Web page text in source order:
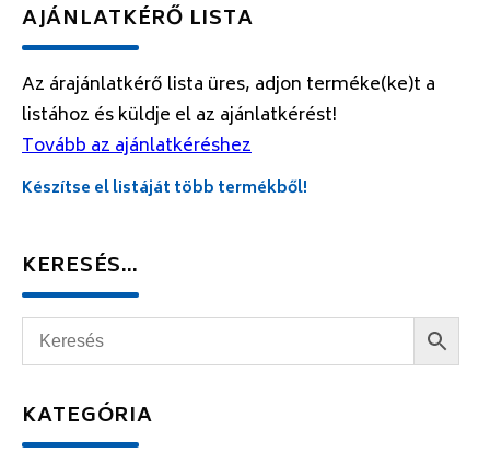
AJÁNLATKÉRŐ LISTA
Az árajánlatkérő lista üres, adjon terméke(ke)t a
listához és küldje el az ajánlatkérést!
Tovább az ajánlatkéréshez
Készítse el listáját több termékből!
KERESÉS…
KATEGÓRIA